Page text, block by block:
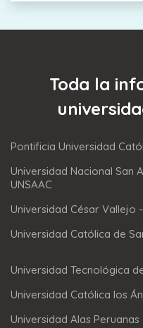
Toda la
Pontificia Universidad
Universidad Nacional San
UNSAAC
Universidad César Vallejo
Universidad Católica de
Universidad Tecnológica
Universidad Católica los
Universidad Alas Peruanas